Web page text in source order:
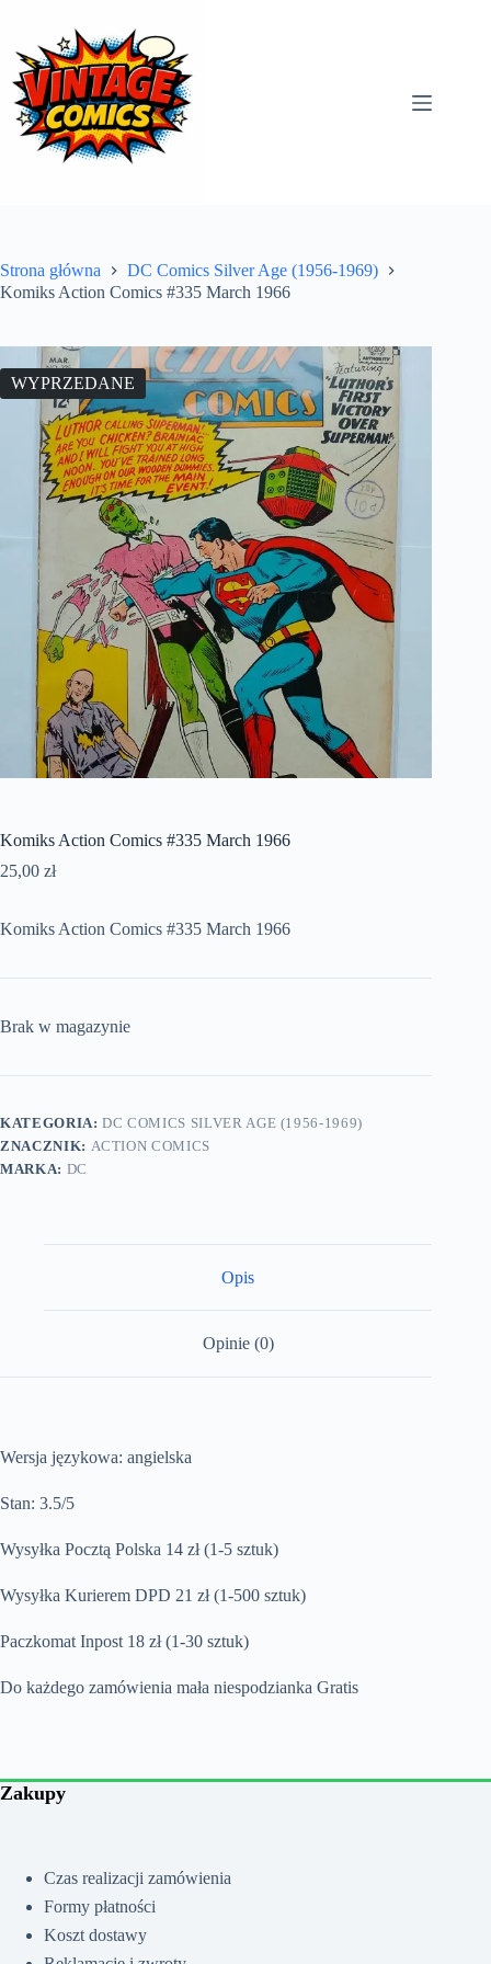
treści
Strona główna
DC Comics Silver Age (1956-1969)
Komiks Action Comics #335 March 1966
WYPRZEDANE
Komiks Action Comics #335 March 1966
25,00 zł
Komiks Action Comics #335 March 1966
Brak w magazynie
KATEGORIA:DC COMICS SILVER AGE (1956-1969)
ZNACZNIK: ACTION COMICS
MARKA: DC
Opis
Opinie (0)
Wersja językowa: angielska
Stan: 3.5/5
Wysyłka Pocztą Polska 14 zł (1-5 sztuk)
Wysyłka Kurierem DPD 21 zł (1-500 sztuk)
Paczkomat Inpost 18 zł (1-30 sztuk)
Do każdego zamówienia mała niespodzianka Gratis
Zakupy
Czas realizacji zamówienia
Formy płatności
Koszt dostawy